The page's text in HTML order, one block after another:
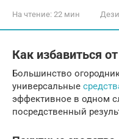
На чтение: 22 мин
Как избавиться
Большинство
универсальные
эффективное в одном
посредственный